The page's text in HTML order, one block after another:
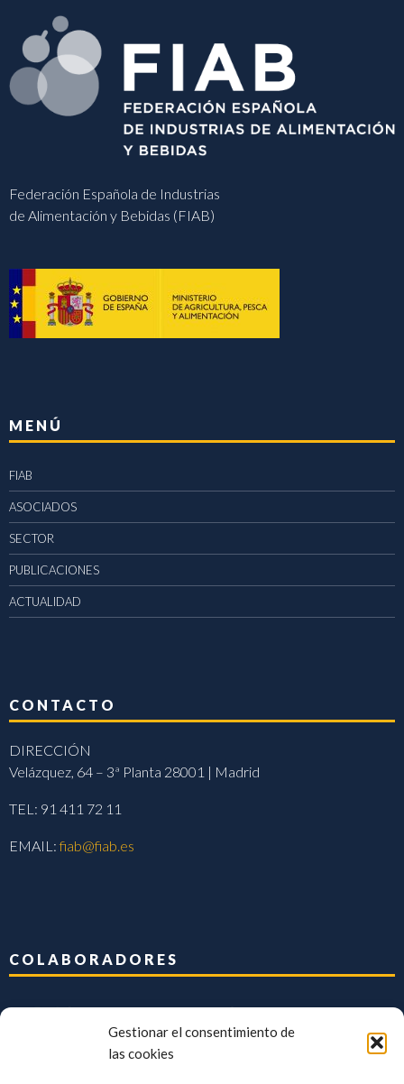
Gestionar el consentimiento de
las cookies
Federación Española de Industrias
de Alimentación y Bebidas (FIAB)
MENÚ
FIAB
ASOCIADOS
SECTOR
PUBLICACIONES
ACTUALIDAD
CONTACTO
DIRECCIÓN
Velázquez, 64 – 3ª Planta 28001 | Madrid
TEL: 91 411 72 11
EMAIL:fiab@fiab.es
COLABORADORES